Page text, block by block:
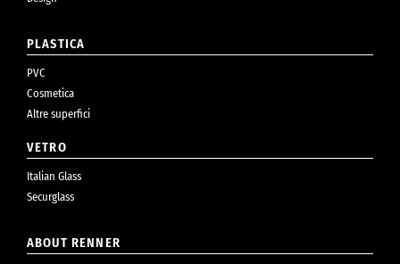
PLASTICA
PVC
Cosmetica
Altre superfici
VETRO
Italian Glass
Securglass
ABOUT RENNER